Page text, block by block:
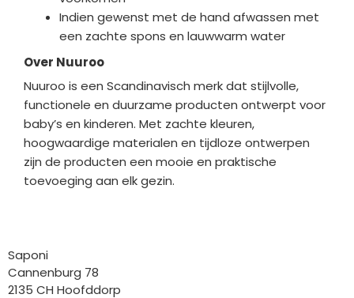
Indien gewenst met de hand afwassen met
een zachte spons en lauwwarm water
Over Nuuroo
Nuuroo is een Scandinavisch merk dat stijlvolle,
functionele en duurzame producten ontwerpt voor
baby’s en kinderen. Met zachte kleuren,
hoogwaardige materialen en tijdloze ontwerpen
zijn de producten een mooie en praktische
toevoeging aan elk gezin.
Saponi
Cannenburg 78
2135 CH Hoofddorp